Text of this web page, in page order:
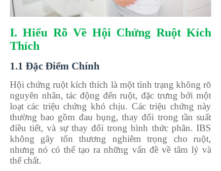
I. Hiểu Rõ Về Hội Chứng Ruột Kích
Thích
1.1 Đặc Điểm Chính
Hội chứng ruột kích thích là một tình trạng không rõ
nguyên nhân, tác động đến ruột, đặc trưng bởi một
loạt các triệu chứng khó chịu. Các triệu chứng này
thường bao gồm đau bụng, thay đổi trong tần suất
điều tiết, và sự thay đổi trong hình thức phân. IBS
không gây tổn thương nghiêm trọng cho ruột,
nhưng nó có thể tạo ra những vấn đề về tâm lý và
thể chất.